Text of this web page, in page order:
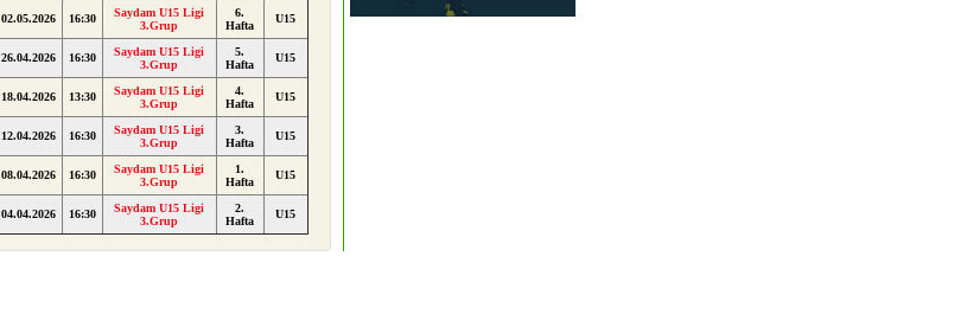
02.05.2026 16:30
Saydam U15 Ligi
3.Grup
6.
Hafta
U15
26.04.2026 16:30
Saydam U15 Ligi
3.Grup
5.
Hafta
U15
18.04.2026 13:30
Saydam U15 Ligi
3.Grup
4.
Hafta
U15
12.04.2026 16:30
Saydam U15 Ligi
3.Grup
3.
Hafta
U15
08.04.2026 16:30
Saydam U15 Ligi
3.Grup
1.
Hafta
U15
04.04.2026 16:30
Saydam U15 Ligi
3.Grup
2.
Hafta
U15